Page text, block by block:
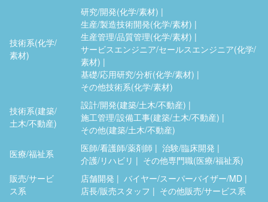
技術系(化学/
素材)
研究/開発(化学/素材)
生産/製造技術開発(化学/素材)
生産管理/品質管理(化学/素材)
サービスエンジニア/セールスエンジニア(化学/
素材)
基礎/応用研究/分析(化学/素材)
その他技術系(化学/素材)
技術系(建築/
土木/不動産)
設計/開発(建築/土木/不動産)
施工管理/設備工事(建築/土木/不動産)
その他(建築/土木/不動産)
医療/福祉系
医師/看護師/薬剤師
治験/臨床開発
介護/リハビリ
その他専門職(医療/福祉系)
販売/サービ
ス系
店舗開発
バイヤー/スーパーバイザー/MD
店長/販売スタッフ
その他販売/サービス系